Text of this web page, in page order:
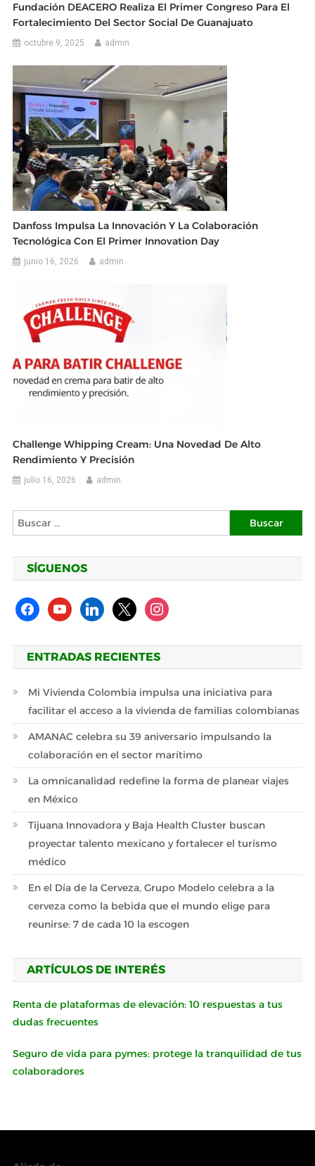
Fundación DEACERO Realiza El Primer Congreso Para El
Fortalecimiento Del Sector Social De Guanajuato
octubre 9, 2025 admin
Danfoss Impulsa La Innovación Y La Colaboración
Tecnológica Con El Primer Innovation Day
junio 16, 2026 admin
Challenge Whipping Cream: Una Novedad De Alto
Rendimiento Y Precisión
julio 16, 2026 admin
Buscar:
SÍGUENOS
facebookyoutubelinkedin
x instagram
ENTRADAS RECIENTES
Mi Vivienda Colombia impulsa una iniciativa para
facilitar el acceso a la vivienda de familias colombianas
AMANAC celebra su 39 aniversario impulsando la
colaboración en el sector marítimo
La omnicanalidad redefine la forma de planear viajes
en México
Tijuana Innovadora y Baja Health Cluster buscan
proyectar talento mexicano y fortalecer el turismo
médico
En el Día de la Cerveza, Grupo Modelo celebra a la
cerveza como la bebida que el mundo elige para
reunirse: 7 de cada 10 la escogen
ARTÍCULOS DE INTERÉS
Renta de plataformas de elevación: 10 respuestas a tus
dudas frecuentes
Seguro de vida para pymes: protege la tranquilidad de tus
colaboradores